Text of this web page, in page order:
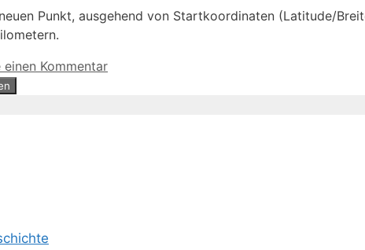
Punkt, ausgehend von Startkoordinaten (Latitude/
einen Kommentar